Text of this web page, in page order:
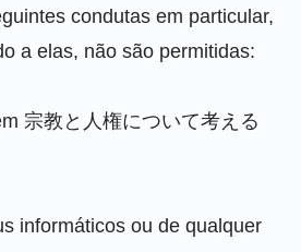
condutas em particular,
a elas, não são permitidas:
宗教と人権について考える
informáticos ou de qualquer